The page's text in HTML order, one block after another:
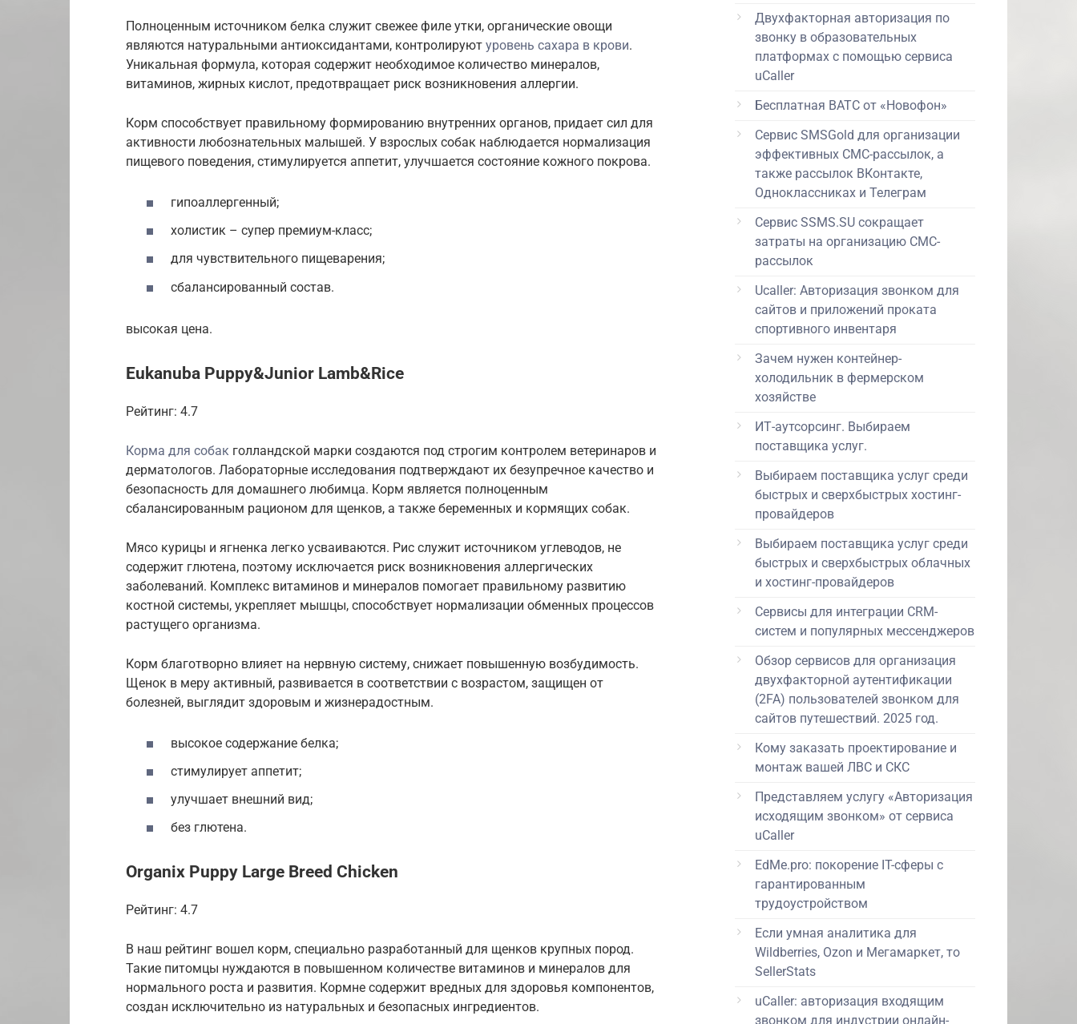
Полноценным источником белка служит свежее филе утки, органические овощи
являются натуральными антиоксидантами, контролируют уровень сахара в крови.
Уникальная формула, которая содержит необходимое количество минералов,
витаминов, жирных кислот, предотвращает риск возникновения аллергии.
Корм способствует правильному формированию внутренних органов, придает сил для
активности любознательных малышей. У взрослых собак наблюдается нормализация
пищевого поведения, стимулируется аппетит, улучшается состояние кожного покрова.
гипоаллергенный;
холистик – супер премиум-класс;
для чувствительного пищеварения;
сбалансированный состав.
высокая цена.
Eukanuba Puppy&Junior Lamb&Rice
Рейтинг: 4.7
Корма для собак голландской марки создаются под строгим контролем ветеринаров и
дерматологов. Лабораторные исследования подтверждают их безупречное качество и
безопасность для домашнего любимца. Корм является полноценным
сбалансированным рационом для щенков, а также беременных и кормящих собак.
Мясо курицы и ягненка легко усваиваются. Рис служит источником углеводов, не
содержит глютена, поэтому исключается риск возникновения аллергических
заболеваний. Комплекс витаминов и минералов помогает правильному развитию
костной системы, укрепляет мышцы, способствует нормализации обменных процессов
растущего организма.
Корм благотворно влияет на нервную систему, снижает повышенную возбудимость.
Щенок в меру активный, развивается в соответствии с возрастом, защищен от
болезней, выглядит здоровым и жизнерадостным.
высокое содержание белка;
стимулирует аппетит;
улучшает внешний вид;
без глютена.
Organix Puppy Large Breed Chicken
Рейтинг: 4.7
В наш рейтинг вошел корм, специально разработанный для щенков крупных пород.
Такие питомцы нуждаются в повышенном количестве витаминов и минералов для
нормального роста и развития. Кормне содержит вредных для здоровья компонентов,
создан исключительно из натуральных и безопасных ингредиентов.
Двухфакторная авторизация по
звонку в образовательных
платформах с помощью сервиса
uCaller
Бесплатная ВАТС от «Новофон»
Сервис SMSGold для организации
эффективных СМС-рассылок, а
также рассылок ВКонтакте,
Одноклассниках и Телеграм
Сервис SSMS.SU сокращает
затраты на организацию СМС-
рассылок
Ucaller: Авторизация звонком для
сайтов и приложений проката
спортивного инвентаря
Зачем нужен контейнер-
холодильник в фермерском
хозяйстве
ИТ-аутсорсинг. Выбираем
поставщика услуг.
Выбираем поставщика услуг среди
быстрых и сверхбыстрых хостинг-
провайдеров
Выбираем поставщика услуг среди
быстрых и сверхбыстрых облачных
и хостинг-провайдеров
Сервисы для интеграции CRM-
систем и популярных мессенджеров
Обзор сервисов для организация
двухфакторной аутентификации
(2FA) пользователей звонком для
сайтов путешествий. 2025 год.
Кому заказать проектирование и
монтаж вашей ЛВС и СКС
Представляем услугу «Авторизация
исходящим звонком» от сервиса
uCaller
EdMe.pro: покорение IT-сферы с
гарантированным
трудоустройством
Если умная аналитика для
Wildberries, Ozon и Мегамаркет, то
SellerStats
uCaller: авторизация входящим
звонком для индустрии онлайн-